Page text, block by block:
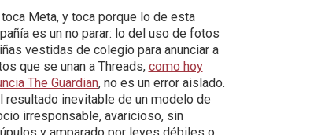
Meta, y toca porque lo de esta
es un no parar: lo del uso de fotos
vestidas de colegio para anunciar a
que se unan a Threads, como hoy
The Guardian, no es un error aislado.
resultado inevitable de un modelo de
irresponsable, avaricioso, sin